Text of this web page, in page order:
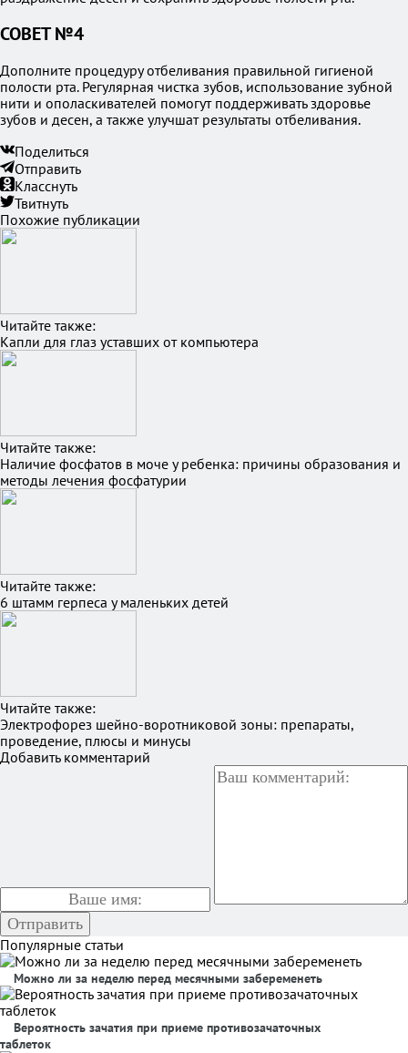
СОВЕТ №4
Дополните процедуру отбеливания правильной гигиеной
полости рта. Регулярная чистка зубов, использование зубной
нити и ополаскивателей помогут поддерживать здоровье
зубов и десен, а также улучшат результаты отбеливания.
Поделиться
Отправить
Класснуть
Твитнуть
Похожие публикации
Читайте также:
Капли для глаз уставших от компьютера
Читайте также:
Наличие фосфатов в моче у ребенка: причины образования и
методы лечения фосфатурии
Читайте также:
6 штамм герпеса у маленьких детей
Читайте также:
Электрофорез шейно-воротниковой зоны: препараты,
проведение, плюсы и минусы
Добавить комментарий
Популярные статьи
Можно ли за неделю перед месячными забеременеть
Вероятность зачатия при приеме противозачаточных
таблеток